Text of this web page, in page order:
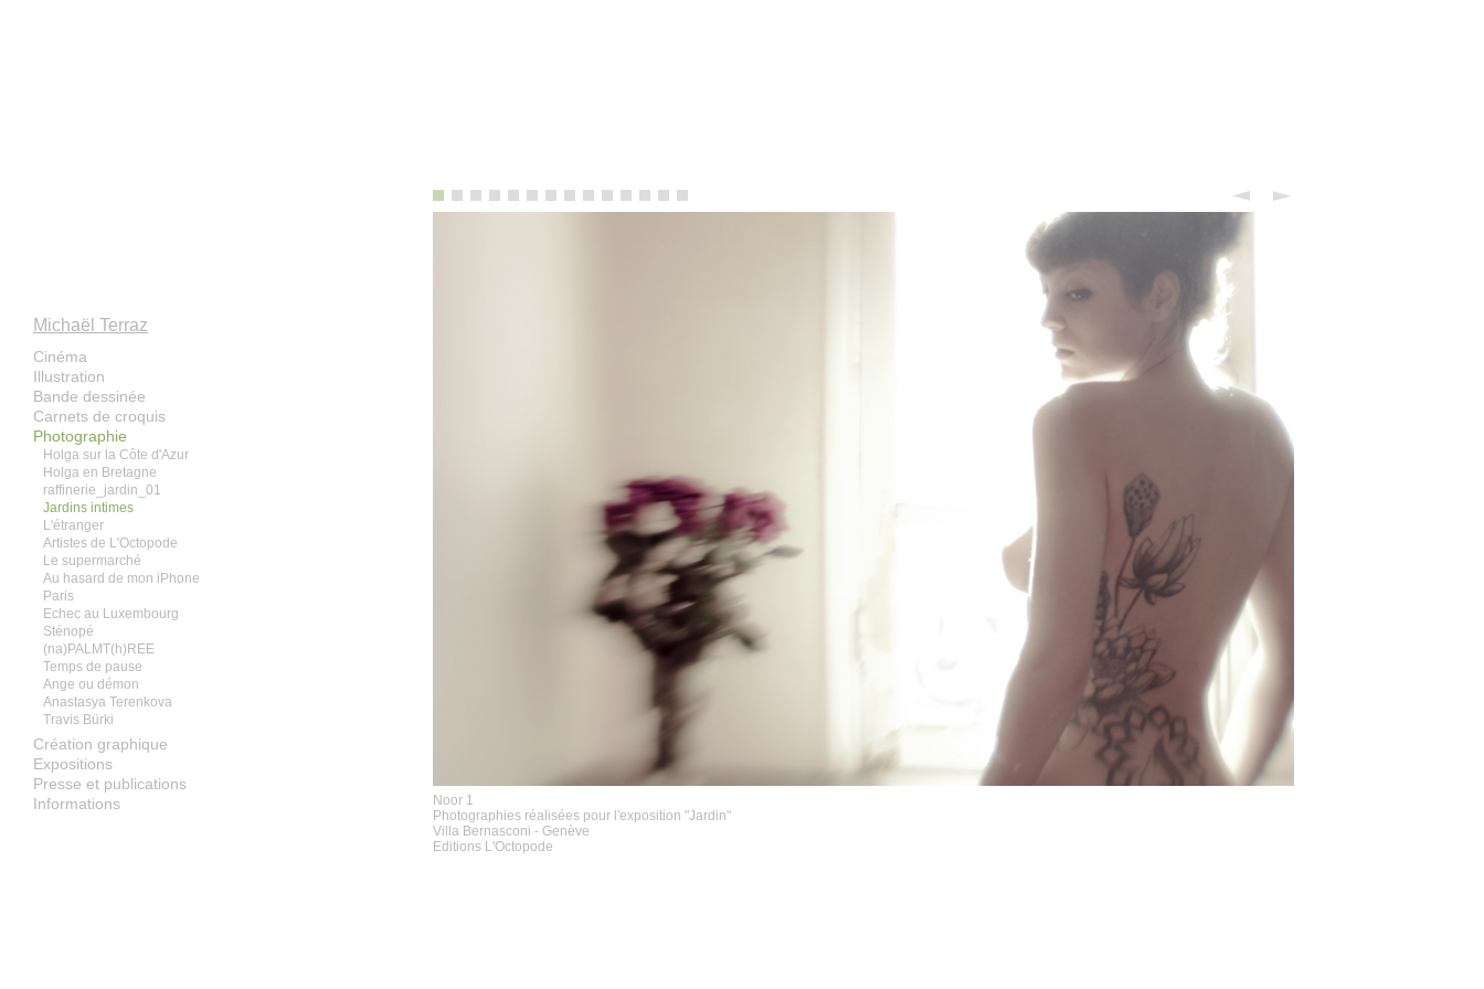
Michaël Terraz
Cinéma
Illustration
Bande dessinée
Carnets de croquis
Photographie
Holga sur la Côte d'Azur
Holga en Bretagne
raffinerie_jardin_01
Jardins intimes
L'étranger
Artistes de L'Octopode
Le supermarché
Au hasard de mon iPhone
Paris
Echec au Luxembourg
Sténopé
(na)PALMT(h)REE
Temps de pause
Ange ou démon
Anastasya Terenkova
Travis Bürki
Création graphique
Expositions
Presse et publications
Informations
Noor 1
Photographies réalisées pour l'exposition "Jardin"
Villa Bernasconi - Genève
Editions L'Octopode